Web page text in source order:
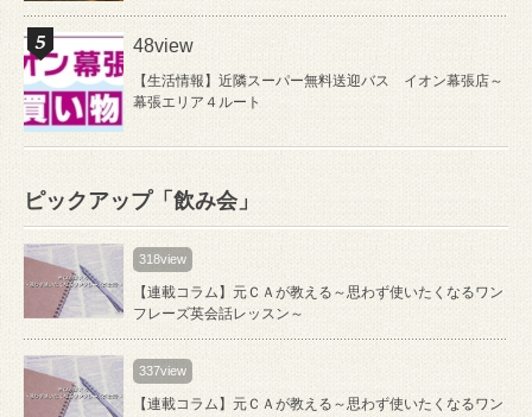
48view
【生活情報】近隣スーパー無料送迎バス イオン幕張店～
幕張エリア４ルート
ピックアップ「飲み会」
318view
【連載コラム】元ＣＡが教える～思わず使いたくなるワン
フレーズ英会話レッスン～
337view
【連載コラム】元ＣＡが教える～思わず使いたくなるワン